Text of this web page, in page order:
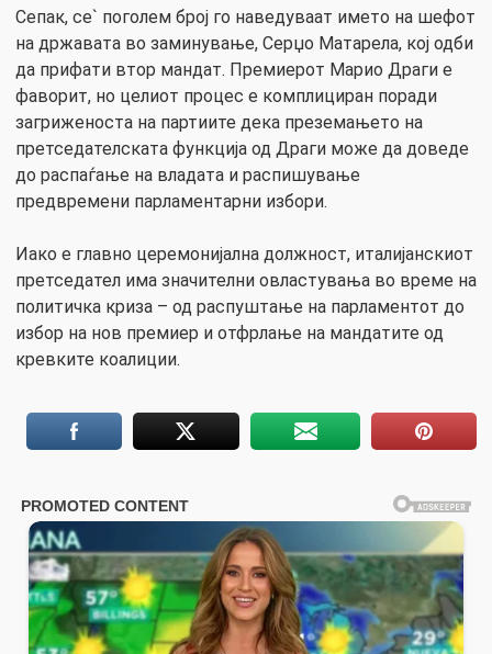
Сепак, се` поголем број го наведуваат името на шефот
на државата во заминување, Серџо Матарела, кој одби
да прифати втор мандат. Премиерот Марио Драги е
фаворит, но целиот процес е комплициран поради
загриженоста на партиите дека преземањето на
претседателската функција од Драги може да доведе
до распаѓање на владата и распишување
предвремени парламентарни избори.
Иако е главно церемонијална должност, италијанскиот
претседател има значителни овластувања во време на
политичка криза – од распуштање на парламентот до
избор на нов премиер и отфрлање на мандатите од
кревките коалиции.